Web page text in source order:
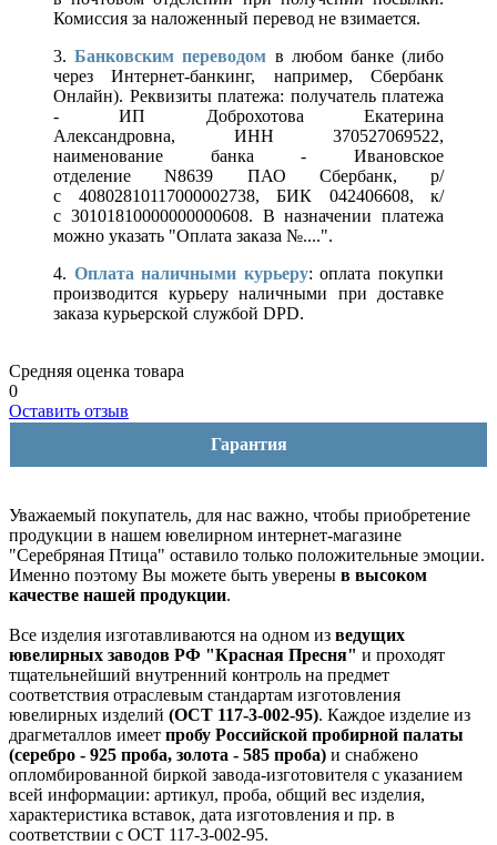
Комиссия за наложенный перевод не взимается.
3.Банковским переводом в любом банке (либо
через Интернет-банкинг, например, Сбербанк
Онлайн). Реквизиты платежа: получатель платежа
- ИП Доброхотова Екатерина
Александровна, ИНН 370527069522,
наименование банка - Ивановское
отделение N8639 ПАО Сбербанк, р/
с 40802810117000002738, БИК 042406608, к/
с 30101810000000000608. В назначении платежа
можно указать "Оплата заказа №....".
4. Оплата наличными курьеру: оплата покупки
производится курьеру наличными при доставке
заказа курьерской службой DPD.
Средняя оценка товара
0
Оставить отзыв
Гарантия
Уважаемый покупатель, для нас важно, чтобы приобретение
продукции в нашем ювелирном интернет-магазине
"Серебряная Птица" оставило только положительные эмоции.
Именно поэтому Вы можете быть уверены в высоком
качестве нашей продукции.
Все изделия изготавливаются на одном из ведущих
ювелирных заводов РФ "Красная Пресня" и проходят
тщательнейший внутренний контроль на предмет
соответствия отраслевым стандартам изготовления
ювелирных изделий (ОСТ 117-3-002-95). Каждое изделие из
драгметаллов имеет пробу Российской пробирной палаты
(серебро - 925 проба, золота - 585 проба) и снабжено
опломбированной биркой завода-изготовителя с указанием
всей информации: артикул, проба, общий вес изделия,
характеристика вставок, дата изготовления и пр. в
соответствии с ОСТ 117-3-002-95.